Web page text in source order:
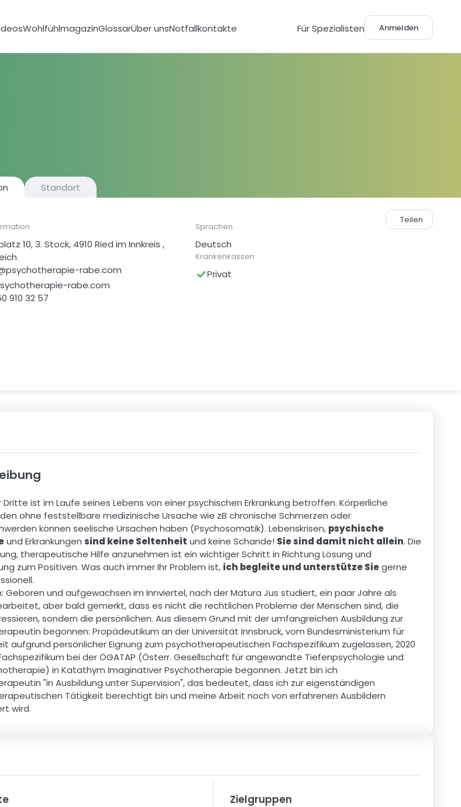
WohlfühlmagazinGlossarÜber unsNotfallkontakte Für Spezialisten Anmelden
Standort
10, 3. Stock, 4910 Ried im Innkreis ,
rabe.com
rabe.com
910 32 57
Sprachen
Deutsch
Krankenkassen
Privat
Teilen
Dritte ist im Laufe seines Lebens von einer psychischen Erkrankung betroffen. Körperliche
ohne feststellbare medizinische Ursache wie zB chronische Schmerzen oder
können seelische Ursachen haben (Psychosomatik). Lebenskrisen, psychische
und Erkrankungen sind keine Seltenheit und keine Schande! Sie sind damit nicht allein. Die
therapeutische Hilfe anzunehmen ist ein wichtiger Schritt in Richtung Lösung und
zum Positiven. Was auch immer Ihr Problem ist, ich begleite und unterstütze Sie gerne
Geboren und aufgewachsen im Innviertel, nach der Matura Jus studiert, ein paar Jahre als
aber bald gemerkt, dass es nicht die rechtlichen Probleme der Menschen sind, die
sondern die persönlichen. Aus diesem Grund mit der umfangreichen Ausbildung zur
begonnen: Propädeutikum an der Universität Innsbruck, vom Bundesministerium für
aufgrund persönlicher Eignung zum psychotherapeutischen Fachspezifikum zugelassen, 2020
bei der ÖGATAP (Österr. Gesellschaft für angewandte Tiefenpsychologie und
in Katathym Imaginativer Psychotherapie begonnen. Jetzt bin ich
"in Ausbildung unter Supervision", das bedeutet, dass ich zur eigenständigen
Tätigkeit berechtigt bin und meine Arbeit noch von erfahrenen Ausbildern
wird.
Zielgruppen